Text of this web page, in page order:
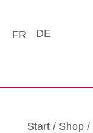
FR DE
Start/ Shop/